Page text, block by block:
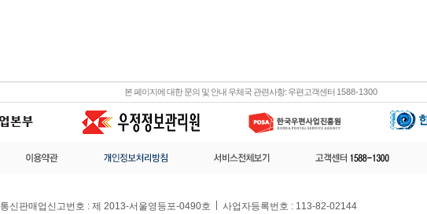
본 페이지에 대한 문의 및 안내 우체국 관련사항: 우편고객센터 1588-1300
통신판매업신고번호 : 제 2013-서울영등포-0490호 사업자등록번호 : 113-82-02144